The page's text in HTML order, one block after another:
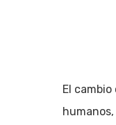
El